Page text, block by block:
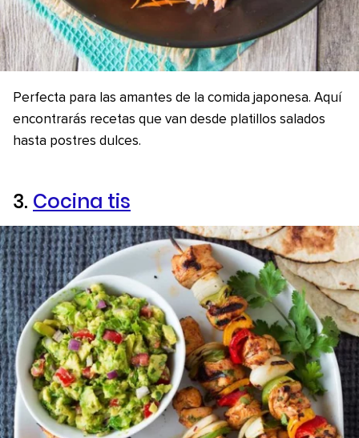
Perfecta para las amantes de la comida japonesa. Aquí
encontrarás recetas que van desde platillos salados
hasta postres dulces.
3. Cocina tis